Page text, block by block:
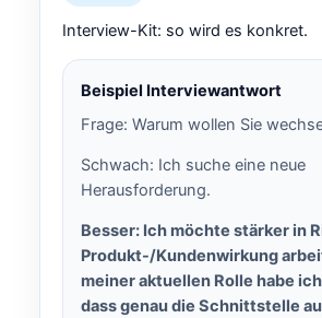
Interview-Kit: so wird es konkret.
Beispiel Interviewantwort
Frage: Warum wollen Sie
Schwach: Ich suche eine neue
Herausforderung.
Besser: Ich möchte stärker in
Produkt-/Kundenwirkung
meiner aktuellen Rolle habe
dass genau die Schnittstelle